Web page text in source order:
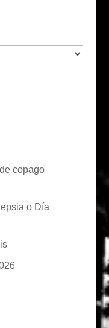
copago
o Día